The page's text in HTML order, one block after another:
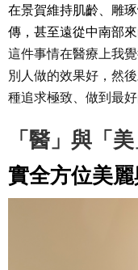
在景賀維持肌齡、雕
傳，甚至遠從中南部
這件事情在醫療上我
別人做的效果好，然
種追求極致、做到最
「醫」與「
實全方位美